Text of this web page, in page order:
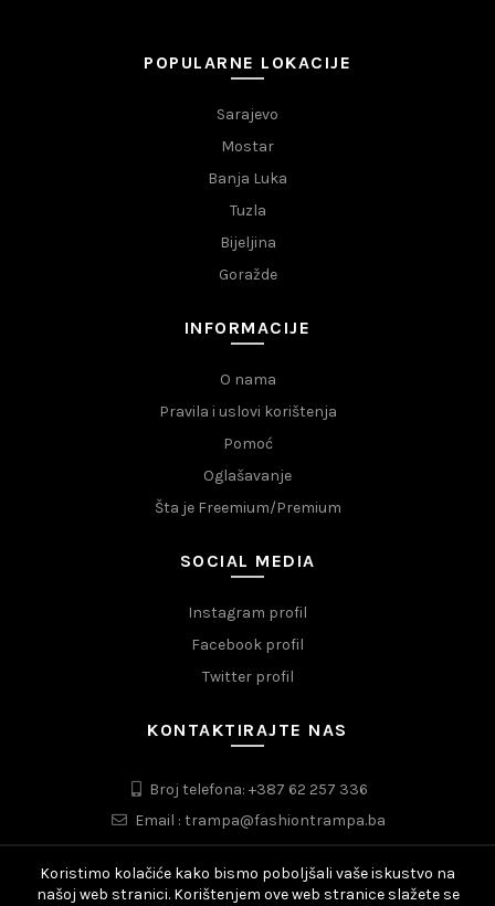
POPULARNE LOKACIJE
Sarajevo
Mostar
Banja Luka
Tuzla
Bijeljina
Goražde
INFORMACIJE
O nama
Pravila i uslovi korištenja
Pomoć
Oglašavanje
Šta je Freemium/Premium
SOCIAL MEDIA
Instagram profil
Facebook profil
Twitter profil
KONTAKTIRAJTE NAS
Broj telefona: +387 62 257 336
Email : trampa@fashiontrampa.ba
Koristimo kolačiće kako bismo poboljšali vaše iskustvo na
našoj web stranici. Korištenjem ove web stranice slažete se